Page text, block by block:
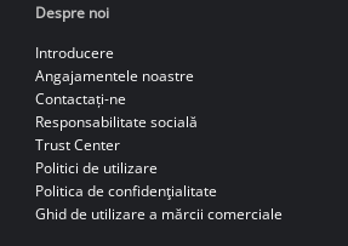
Despre noi
Introducere
Angajamentele noastre
Contactați-ne
Responsabilitate socială
Trust Center
Politici de utilizare
Politica de confidenţialitate
Ghid de utilizare a mărcii comerciale